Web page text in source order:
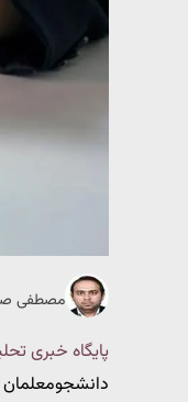
مصطفی
پایگاه خبری